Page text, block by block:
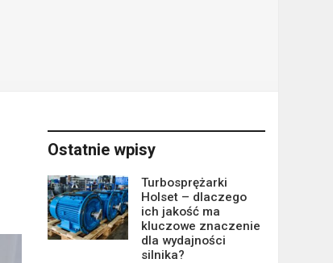
Ostatnie wpisy
Turbosprężarki
Holset – dlaczego
ich jakość ma
kluczowe znaczenie
dla wydajności
silnika?